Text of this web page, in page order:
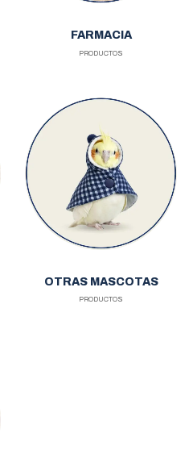
FARMACIA
PRODUCTOS
OTRAS MASCOTAS
PRODUCTOS